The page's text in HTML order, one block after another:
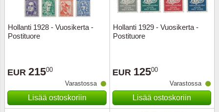
Hollanti 1928 - Vuosikerta -
Postituore
EUR 21500
Varastossa
Lisää ostoskoriin
Hollanti 1929 - Vuosikerta -
Postituore
EUR 12500
Varastossa
Lisää ostoskoriin